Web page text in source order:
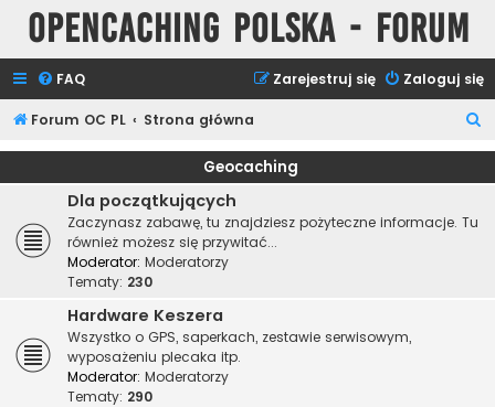
Opencaching Polska - Forum
FAQ Zaloguj się
Zarejestruj się
Forum OC PL Strona główna
z
Geocaching
Dla początkujących
Zaczynasz zabawę, tu znajdziesz pożyteczne informacje. Tu
również możesz się przywitać...
Moderator: Moderatorzy
Tematy: 230
Hardware Keszera
Wszystko o GPS, saperkach, zestawie serwisowym,
wyposażeniu plecaka itp.
Moderator: Moderatorzy
Tematy: 290